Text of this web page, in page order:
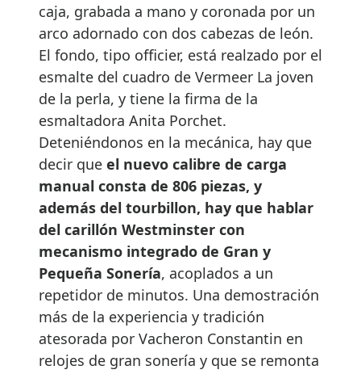
caja, grabada a mano y coronada por un
arco adornado con dos cabezas de león.
El fondo, tipo officier, está realzado por el
esmalte del cuadro de Vermeer La joven
de la perla, y tiene la firma de la
esmaltadora Anita Porchet.
Deteniéndonos en la mecánica, hay que
decir que el nuevo calibre de carga
manual consta de 806 piezas, y
además del tourbillon, hay que hablar
del carillón Westminster con
mecanismo integrado de Gran y
Pequeña Sonería, acoplados a un
repetidor de minutos. Una demostración
más de la experiencia y tradición
atesorada por Vacheron Constantin en
relojes de gran sonería y que se remonta